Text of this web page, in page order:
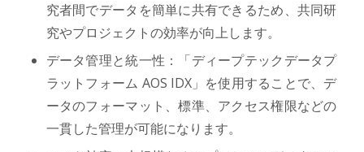
究者間でデータを簡単に共有できるため、共同研
究やプロジェクトの効率が向上します。
データ管理と統一性：「ディープテックデータプ
ラットフォーム AOS IDX」を使用することで、デ
ータのフォーマット、標準、アクセス権限などの
一貫した管理が可能になります。